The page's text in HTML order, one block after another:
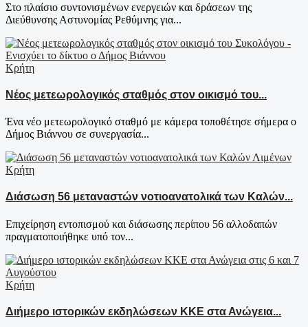
Στο πλαίσιο συντονισμένων ενεργειών και δράσεων της
Διεύθυνσης Αστυνομίας Ρεθύμνης για...
Κρήτη
Νέος μετεωρολογικός σταθμός στον οικισμό του...
Ένα νέο μετεωρολογικό σταθμό με κάμερα τοποθέτησε σήμερα ο
Δήμος Βιάννου σε συνεργασία...
Κρήτη
Διάσωση 56 μεταναστών νοτιοανατολικά των Καλών...
Επιχείρηση εντοπισμού και διάσωσης περίπου 56 αλλοδαπών
πραγματοποιήθηκε υπό τον...
Κρήτη
Διήμερο ιστορικών εκδηλώσεων ΚΚΕ στα Ανώγεια...